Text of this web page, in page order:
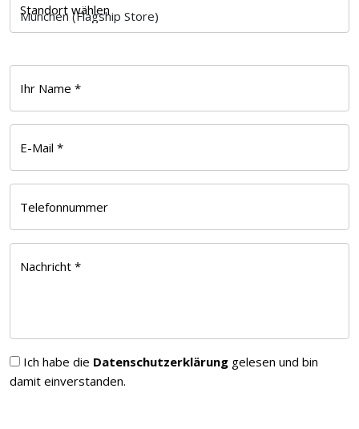
Standort wählen
Ihr Name *
E-Mail *
Telefonnummer
Nachricht *
Ich habe die Datenschutzerklärung gelesen und bin
damit einverstanden.